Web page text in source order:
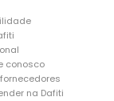
conosco
na Dafiti